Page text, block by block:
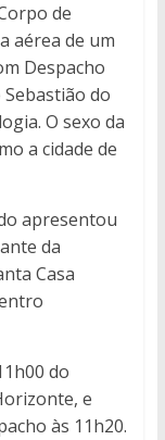
de
aérea de um
Despacho
do
O sexo da
a cidade de
apresentou
da
Casa
do
e
às 11h20.